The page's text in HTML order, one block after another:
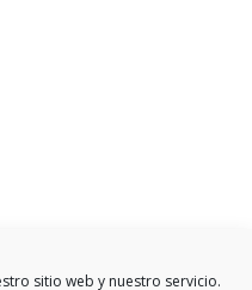
sitio web y nuestro servicio.